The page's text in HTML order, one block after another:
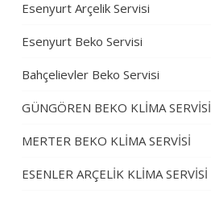
Esenyurt Arçelik Servisi
Esenyurt Beko Servisi
Bahçelievler Beko Servisi
GÜNGÖREN BEKO KLİMA SERVİSİ
MERTER BEKO KLİMA SERVİSİ
ESENLER ARÇELİK KLİMA SERVİSİ